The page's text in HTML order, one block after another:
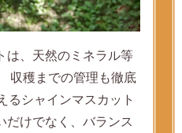
は、天然のミネラル等
収穫までの管理も徹底
るシャインマスカット
だけでなく、バランス